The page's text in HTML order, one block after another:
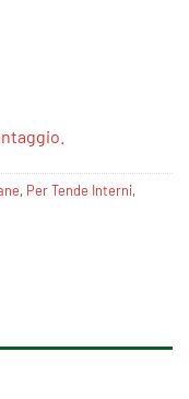
, Per Tende Interni,